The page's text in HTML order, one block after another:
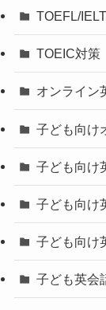
TOEFL/
TOEIC対策
オンライン
子ども向け
子ども向け
子ども向け
子ども向け
子ども英会